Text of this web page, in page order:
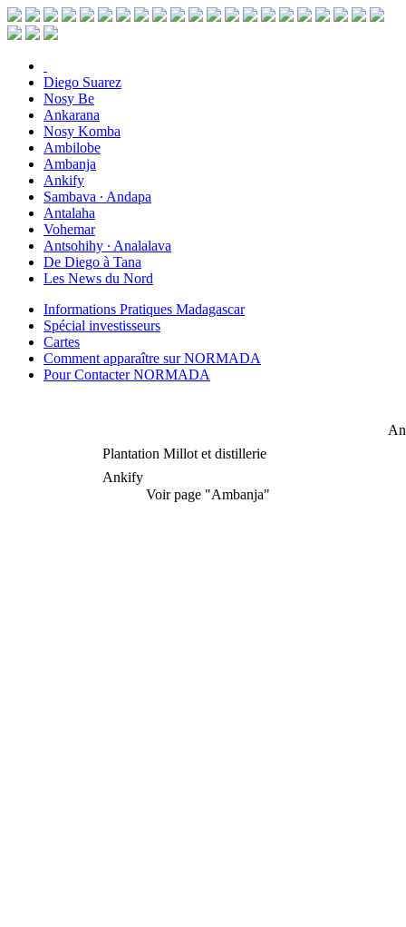
Diego Suarez
Nosy Be
Ankarana
Nosy Komba
Ambilobe
Ambanja
Ankify
Sambava ∙ Andapa
Antalaha
Vohemar
Antsohihy ∙ Analalava
De Diego à Tana
Les News du Nord
Informations Pratiques Madagascar
Spécial investisseurs
Cartes
Comment apparaître sur NORMADA
Pour Contacter NORMADA
Plantation Millot et distillerie
Ankify
Voir page "Ambanja"